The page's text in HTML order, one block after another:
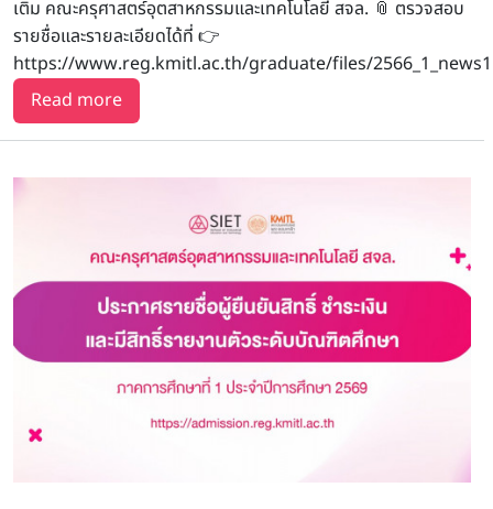
เติม คณะครุศาสตร์อุตสาหกรรมและเทคโนโลยี สจล. 📎 ตรวจสอบ
รายชื่อและรายละเอียดได้ที่ 👉
https://www.reg.kmitl.ac.th/graduate/files/2566_1_news1
Read moreabout ประกาศรายชื่อผู้มีสิทธิ์สอบสัมภาษณ์เพื่อเข้า